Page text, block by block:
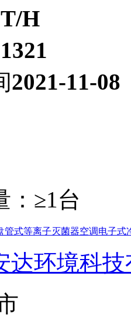
H
2021-11-08
≥1台
管式等离子灭菌器空调电子式
达环境科